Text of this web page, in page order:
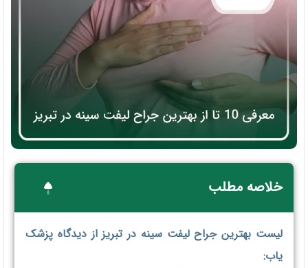
خلاصه مطلب
لیست بهترین جراح لیفت سینه در تبریز از دیدگاه پزشک
یاب: